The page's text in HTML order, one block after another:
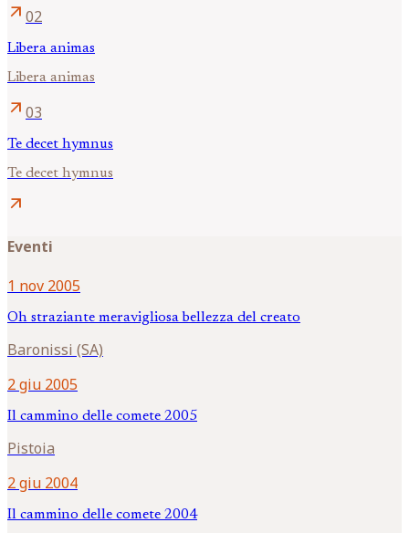
arrow_outward 02
Libera animas
Libera animas
arrow_outward 03
Te decet hymnus
Te decet hymnus
arrow_outward
Eventi
1 nov 2005
Oh straziante meravigliosa bellezza del creato
Baronissi (SA)
2 giu 2005
Il cammino delle comete 2005
Pistoia
2 giu 2004
Il cammino delle comete 2004